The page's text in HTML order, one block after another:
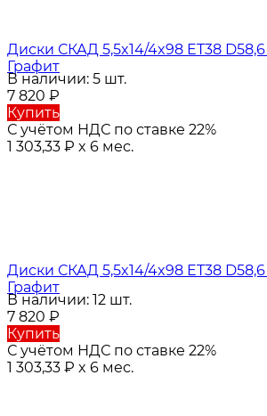
Диски СКАД 5,5x14/4x98 ET38
Графит
В наличии: 5 шт.
7 820 ₽
Купить
С учётом НДС по ставке 22%
1 303,33 ₽ x 6 мес.
Диски СКАД 5,5x14/4x98 ET38
Графит
В наличии: 12 шт.
7 820 ₽
Купить
С учётом НДС по ставке 22%
1 303,33 ₽ x 6 мес.